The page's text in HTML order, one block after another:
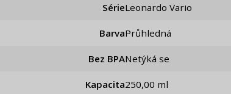
Série Leonardo Vario
Barva Průhledná
Bez BPA Netýká se
Kapacita 250,00 ml